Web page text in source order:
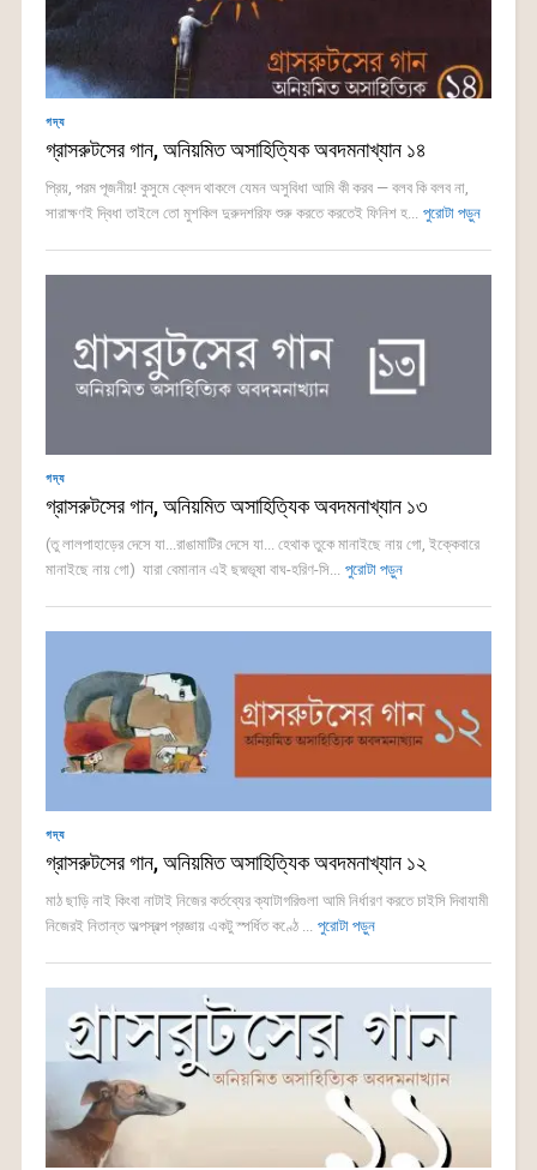
গদ্য
গ্রাসরুটসের গান, অনিয়মিত অসাহিত্যিক অবদমনাখ্যান ১৪
প্রিয়, পরম পূজনীয়! কুসুমে ক্লেদ থাকলে যেমন অসুবিধা আমি কী করব — বলব কি বলব না,
সারাক্ষণই দ্বিধা তাইলে তো মুশকিল দুরুদশরিফ শুরু করতে করতেই ফিনিশ হ... পুরোটা পড়ুন
গদ্য
গ্রাসরুটসের গান, অনিয়মিত অসাহিত্যিক অবদমনাখ্যান ১৩
(তু লালপাহাড়ের দেসে যা...রাঙামাটির দেসে যা... হেথাক তুকে মানাইছে নায় গো, ইক্কেবারে
মানাইছে নায় গো) যারা বেমানান এই ছদ্মভূষা বাঘ-হরিণ-সি... পুরোটা পড়ুন
গদ্য
গ্রাসরুটসের গান, অনিয়মিত অসাহিত্যিক অবদমনাখ্যান ১২
মাঠ ছাড়ি নাই কিংবা নাটাই নিজের কর্তব্যের ক্যাটাগরিগুলা আমি নির্ধারণ করতে চাইসি দিবাযামী
নিজেরই নিতান্ত অল্পস্বল্প প্রজ্ঞায় একটু স্পর্ধিত কণ্ঠে ... পুরোটা পড়ুন